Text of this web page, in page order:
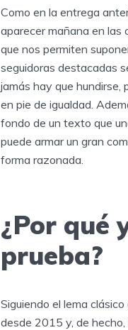
Como en la entrega
aparecer mañana en las
que nos permiten
seguidoras destacadas
jamás hay que hundirse,
en pie de igualdad.
fondo de un texto que
puede armar un gran
forma razonada.
¿Por qué
prueba?
Siguiendo el lema
desde 2015 y, de